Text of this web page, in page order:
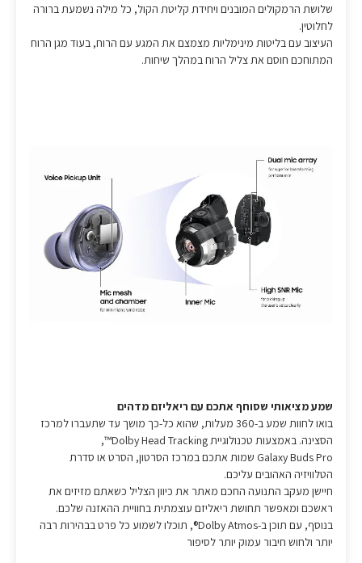
שלושת הרמקולים המובנים ויחידת קליטת הקול, כל מילה נשמעת ברורה
לחלוטין.
העיצוב עם בליטות מינימליות מצמצם את המגע עם הרוח, בעוד מגן הרוח
המתוחכם חוסם את צליל הרוח במהלך שיחות.
שמע מציאותי שסוחף אתכם עם ריאליזם מדהים
בואו לחוות שמע ב-360 מעלות, שהוא כל-כך מושך עד שתעברו למרכז
הסצינה. באמצעות טכנולוגיית Dolby Head Tracking™,‏
Galaxy Buds Pro שמות אתכם במרכז הסרטון, הסרט או סדרת
הטלוויזיה האהובים עליכם.
חיישן מעקב התנועה החכם מאתר את כיוון הצליל כשאתם מזיזים את
ראשכם ומאפשר תחושת ריאליזם עוצמתית בחוויית ההאזנה שלכם.
בנוסף, עם תוכן ב-Dolby Atmos®, תוכלו לשמוע כל פרט בבהירות רבה
יותר ולחוש חיבור עמוק יותר לסיפור